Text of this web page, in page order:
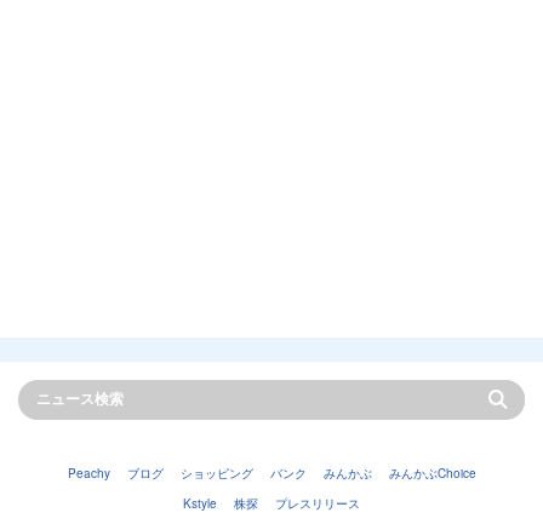
Peachy ブログ ショッピング バンク みんかぶ
みんかぶChoice
Kstyle
株探 プレスリリース